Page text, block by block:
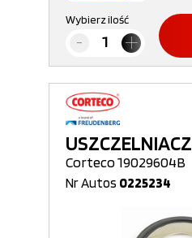
Wybierz ilość
USZCZELNIACZ
Corteco 19029604B
Nr Autos 0225234